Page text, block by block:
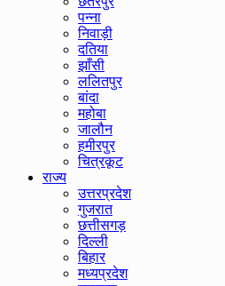
पन्ना
निवाड़ी
दतिया
झाँसी
ललितपुर
बांदा
महोबा
जालौन
हमीरपुर
चित्रकूट
राज्य
उत्तरप्रदेश
गुजरात
छत्तीसगड़
दिल्ली
बिहार
मध्यप्रदेश